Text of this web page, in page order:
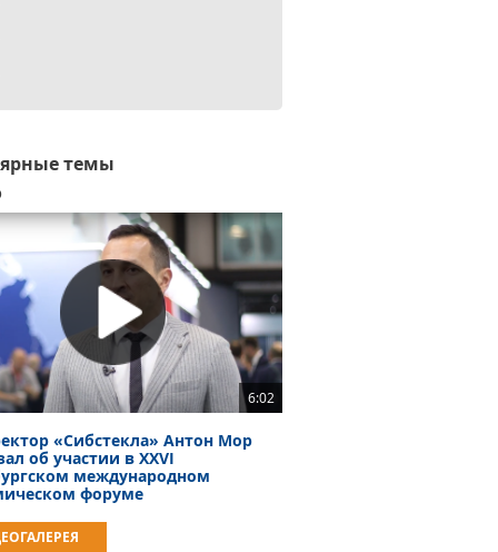
темы
6:02
«Сибстекла» Антон Мор
об участии в ХХVI
международном
форуме